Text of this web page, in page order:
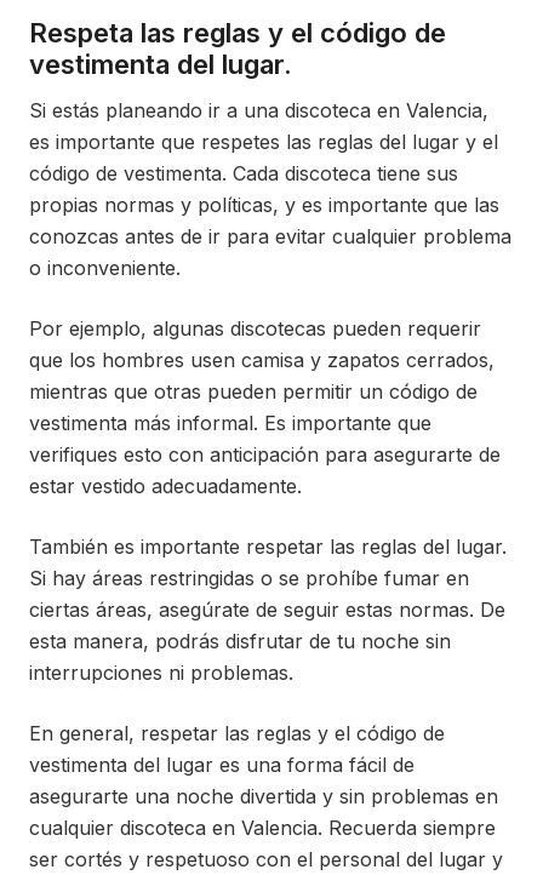
Respeta las reglas y el código de
vestimenta del lugar.
Si estás planeando ir a una discoteca en Valencia,
es importante que respetes las reglas del lugar y el
código de vestimenta. Cada discoteca tiene sus
propias normas y políticas, y es importante que las
conozcas antes de ir para evitar cualquier problema
o inconveniente.
Por ejemplo, algunas discotecas pueden requerir
que los hombres usen camisa y zapatos cerrados,
mientras que otras pueden permitir un código de
vestimenta más informal. Es importante que
verifiques esto con anticipación para asegurarte de
estar vestido adecuadamente.
También es importante respetar las reglas del lugar.
Si hay áreas restringidas o se prohíbe fumar en
ciertas áreas, asegúrate de seguir estas normas. De
esta manera, podrás disfrutar de tu noche sin
interrupciones ni problemas.
En general, respetar las reglas y el código de
vestimenta del lugar es una forma fácil de
asegurarte una noche divertida y sin problemas en
cualquier discoteca en Valencia. Recuerda siempre
ser cortés y respetuoso con el personal del lugar y